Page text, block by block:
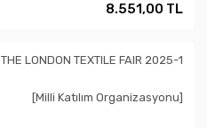
8.551,00 TL
THE LONDON TEXTILE FAIR 2025-1
[Milli Katılım Organizasyonu]